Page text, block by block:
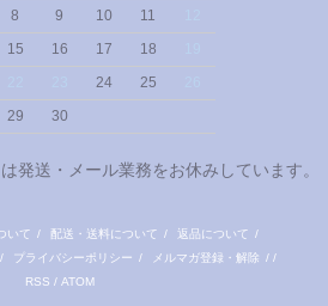
8 9 10 11
15 16 17 18
24 25
29 30
は発送・メール業務をお休みしています。
いて / 配送・送料について / 返品について /
/ プライバシーポリシー / メルマガ登録・解除 / /
RSS / ATOM